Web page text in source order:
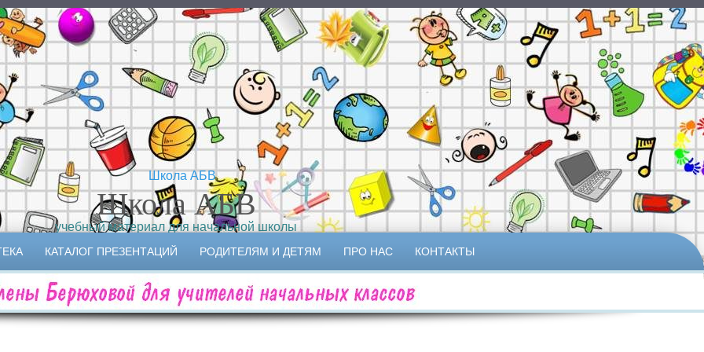
Школа АБВ
учебный материал для начальной школы
КАТАЛОГ ПРЕЗЕНТАЦИЙ РОДИТЕЛЯМ И ДЕТЯМ ПРО НАС КОНТАКТЫ